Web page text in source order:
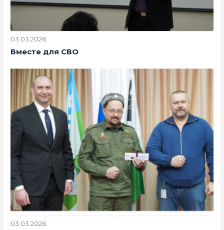
03.03.2026
Вместе для СВО
03.03.2026